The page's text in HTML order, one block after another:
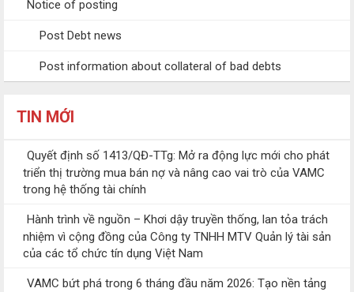
Notice of posting
Post Debt news
Post information about collateral of bad debts
TIN MỚI
Quyết định số 1413/QĐ-TTg: Mở ra động lực mới cho phát
triển thị trường mua bán nợ và nâng cao vai trò của VAMC
trong hệ thống tài chính
Hành trình về nguồn – Khơi dậy truyền thống, lan tỏa trách
nhiệm vì cộng đồng của Công ty TNHH MTV Quản lý tài sản
của các tổ chức tín dụng Việt Nam
VAMC bứt phá trong 6 tháng đầu năm 2026: Tạo nền tảng